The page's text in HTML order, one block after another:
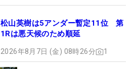
松山英樹は5アンダー暫定11位 第
1Rは悪天候のため順延
2026年8月7日 (金) 08時26分 1